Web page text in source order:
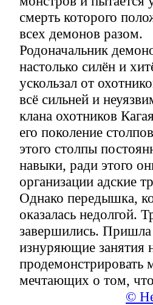
смерть которого
всех демонов разом.
Родоначальник
настолько силён и
ускользал от
всё сильней и
клана охотников
его поколение
этого столпы
навыки, ради этого
организации адские
Однако передышка,
оказалась недолгой.
завершились. Пришла
изнуряющие занятия
продемонстрировать
мечтающих о том,
©